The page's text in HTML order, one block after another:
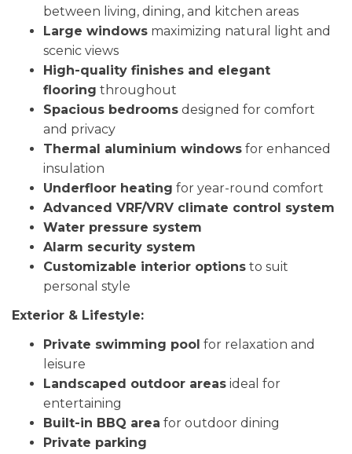
between living, dining, and kitchen areas
Large windows maximizing natural light and
scenic views
High-quality finishes and elegant
flooring throughout
Spacious bedrooms designed for comfort
and privacy
Thermal aluminium windows for enhanced
insulation
Underfloor heating for year-round comfort
Advanced VRF/VRV climate control system
Water pressure system
Alarm security system
Customizable interior options to suit
personal style
Exterior & Lifestyle:
Private swimming pool for relaxation and
leisure
Landscaped outdoor areas ideal for
entertaining
Built-in BBQ area for outdoor dining
Private parking